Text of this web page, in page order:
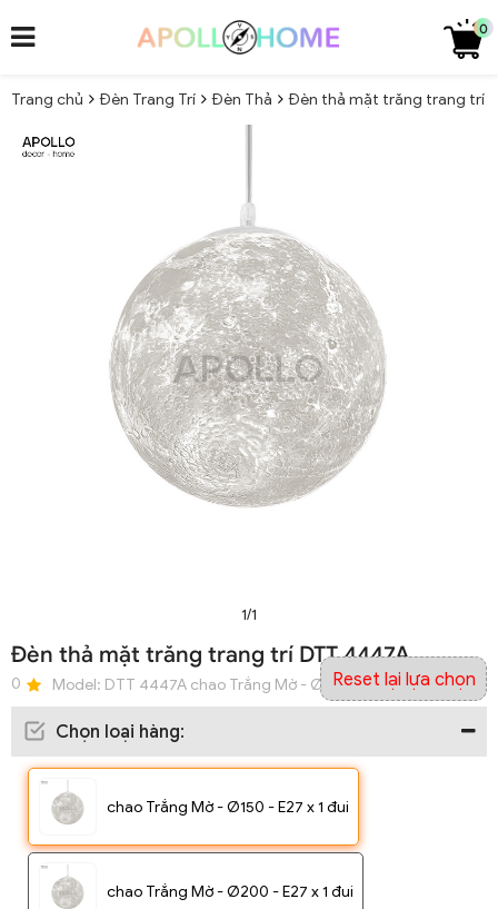
0
Trang chủ Đèn Trang Trí Đèn Thả Đèn thả mặt trăng trang trí
1/1
Đèn thả mặt trăng trang trí DTT 4447A
0 Model: DTT 4447A chao Trắng Mờ - Ø150 - E27 x 1 đui
Chọn loại hàng:
chao Trắng Mờ - Ø150 - E27 x 1 đui
chao Trắng Mờ - Ø200 - E27 x 1 đui
Reset lại lựa chọn